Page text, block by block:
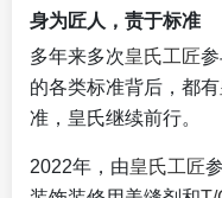
身为匠人，责于标准
多年来多次皇氏工匠
的各类标准背后，都有
准，皇氏继续前行。
2022年，由皇氏工匠